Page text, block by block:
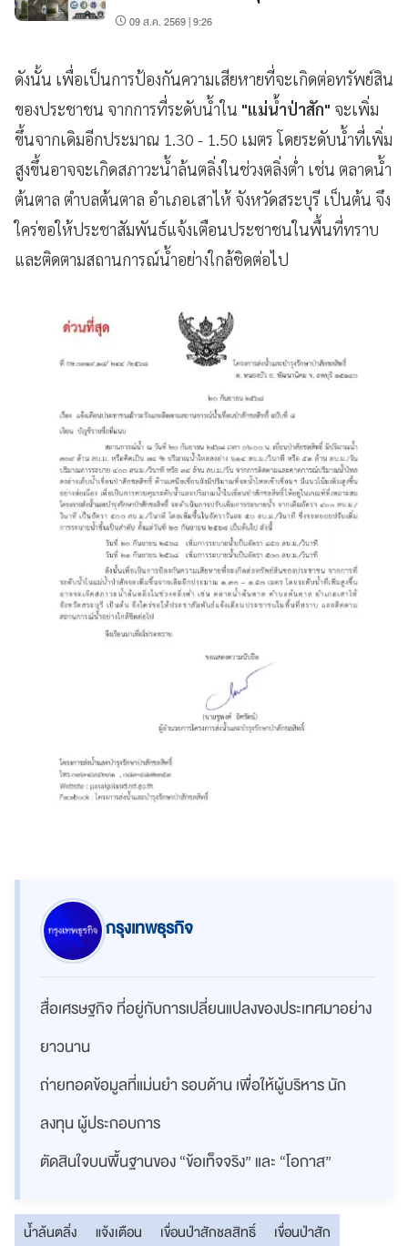
09 ส.ค. 2569 | 9:26
ดังนั้น เพื่อเป็นการป้องกันความเสียหายที่จะเกิดต่อทรัพย์สิน
ของประชาชน จากการที่ระดับน้ำใน "แม่น้ำป่าสัก" จะเพิ่ม
ขึ้นจากเดิมอีกประมาณ 1.30 - 1.50 เมตร โดยระดับน้ำที่เพิ่ม
สูงขึ้นอาจจะเกิดสภาวะน้ำล้นตลิ่งในช่วงตลิ่งต่ำ เช่น ตลาดน้ำ
ต้นตาล ตำบลต้นตาล อำเภอเสาไห้ จังหวัดสระบุรี เป็นต้น จึง
ใคร่ขอให้ประชาสัมพันธ์แจ้งเตือนประชาชนในพื้นที่ทราบ
และติดตามสถานการณ์น้ำอย่างใกล้ชิดต่อไป
กรุงเทพธุรกิจ
สื่อเศรษฐกิจ ที่อยู่กับการเปลี่ยนแปลงของประเทศมาอย่าง
ยาวนาน
ถ่ายทอดข้อมูลที่แม่นยำ รอบด้าน เพื่อให้ผู้บริหาร นัก
ลงทุน ผู้ประกอบการ
ตัดสินใจบนพื้นฐานของ “ข้อเท็จจริง” และ “โอกาส”
น้ำล้นตลิ่ง แจ้งเตือน เขื่อนป่าสักชลสิทธิ์
เขื่อนป่าสัก